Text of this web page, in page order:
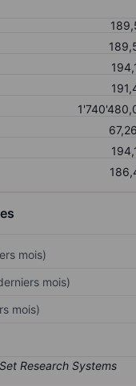
mois)
mois)
mois)